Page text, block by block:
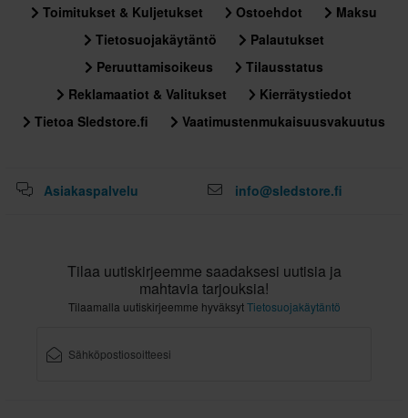
43
350 x 425 x 130 mm
Toimitukset & Kuljetukset Ostoehdot
Maksu
Tietosuojakäytäntö
Palautukset
Peruuttamisoikeus
Tilausstatus
Reklamaatiot & Valitukset
Kierrätystiedot
Tietoa Sledstore.fi
Vaatimustenmukaisuusvakuutus
Asiakaspalvelu info@sledstore.fi
Tilaa uutiskirjeemme saadaksesi uutisia ja
mahtavia tarjouksia!
Tilaamalla uutiskirjeemme hyväksytTietosuojakäytäntö